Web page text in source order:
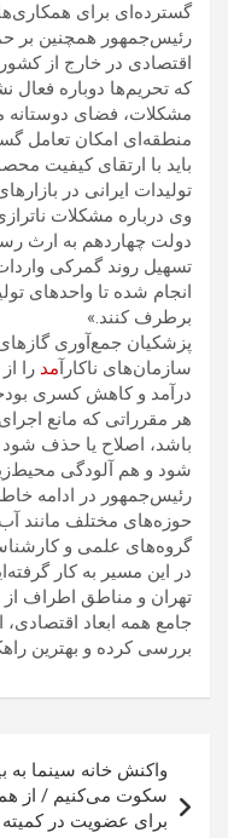
گسترده‌ای برای
رئیس‌جمهور همچنین بر
اقتصادی در خارج از
که تحریم‌ها دوباره فعال
مشکلات، فضای دوستانه
منطقه‌ای امکان تعامل
باید با ارتقای کیفیت
تولیدات ایرانی در
وی درباره مشکلات
دولت چهاردهم به ارث
تسهیل روند گمرکی
انجام شده تا واحدهای
برطرف کنند.»
پزشکیان جمع‌آوری
سازمان‌های ناکارآمد را
درآمد و کاهش کسری
هر مقرراتی که مانع
باشد، اصلاح یا حذف
شود و هم آلودگی
رئیس‌جمهور در ادامه
حوزه‌های مختلف مانند
گروه‌های علمی و
در این مسیر به کار
تهران و مناطق اطراف از
جامع همه ابعاد اقتصادی،
بررسی کرده و بهترین
نوشته
واکنش خانه سینما به
سکوت می‌کنیم / از
برای عضویت در کمیته